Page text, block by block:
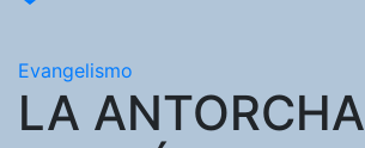
Evangelismo
LA ANTORCHA